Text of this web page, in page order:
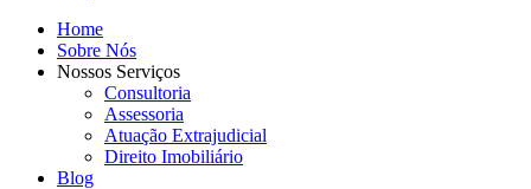
Home
Sobre Nós
Nossos Serviços
Consultoria
Assessoria
Atuação Extrajudicial
Direito Imobiliário
Blog